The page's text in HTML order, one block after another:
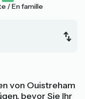
/ En famille
von Ouistreham
bevor Sie Ihr